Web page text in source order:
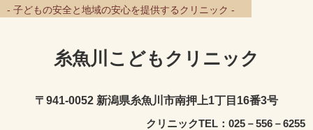
- 子どもの安全と地域の安心を提供するクリニック -
糸魚川こどもクリニック
〒941-0052 新潟県糸魚川市南押上1丁目16番3号
クリニックTEL：025－556－6255